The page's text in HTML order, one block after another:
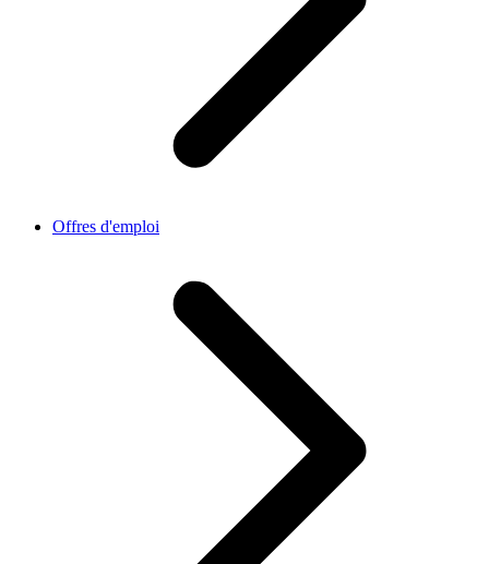
Offres d'emploi